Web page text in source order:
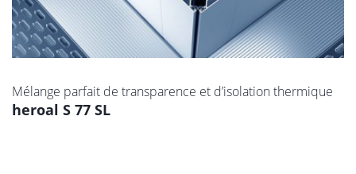
Mélange parfait de transparence et d’isolation thermique
heroal S 77 SL